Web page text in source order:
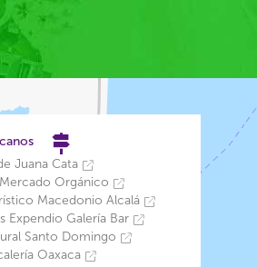
Juana Cata
Orgánico
Macedonio Alcalá
Expendio Galería Bar
Santo Domingo
Oaxaca